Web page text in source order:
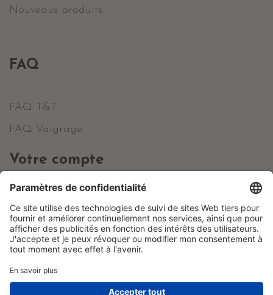
Nouveaux produits
FAQ
FAQ T&T
FAQ Vaigrage
Votre compte
Informations personnelles
Commandes
Avoirs
Adresses